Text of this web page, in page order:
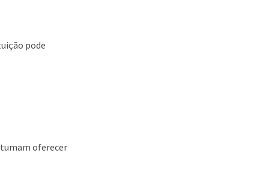
pode
oferecer